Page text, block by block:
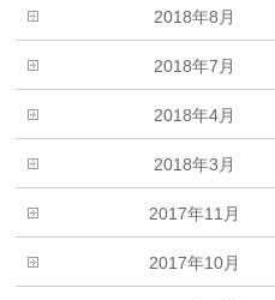
2018年8月
2018年7月
2018年4月
2018年3月
2017年11月
2017年10月